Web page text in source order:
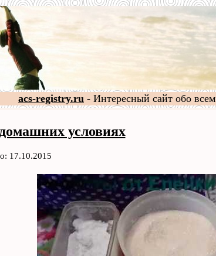
acs-registry.ru - Интересный сайт обо всем
условиях
17.10.2015